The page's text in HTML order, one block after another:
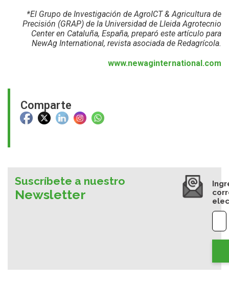
Comparte
*El Grupo de Investigación de AgroICT & Agricultura de
Precisión (GRAP) de la Universidad de Lleida Agrotecnio
Center en Cataluña, España, preparó este artículo para
NewAg International, revista asociada de Redagrícola.
www.newaginternational.com
Suscríbete a nuestro
Newsletter